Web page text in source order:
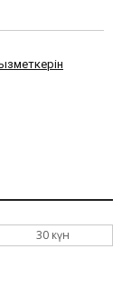
30 күн